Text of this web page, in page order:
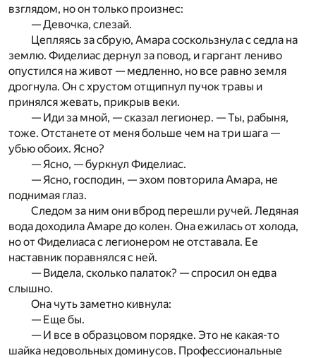
взглядом, но он только произнес:
— Девочка, слезай.
Цепляясь за сбрую, Амара соскользнула с седла на
землю. Фиделиас дернул за повод, и гаргант лениво
опустился на живот — медленно, но все равно земля
дрогнула. Он с хрустом отщипнул пучок травы и
принялся жевать, прикрыв веки.
— Иди за мной, — сказал легионер. — Ты, рабыня,
тоже. Отстанете от меня больше чем на три шага —
убью обоих. Ясно?
— Ясно, — буркнул Фиделиас.
— Ясно, господин, — эхом повторила Амара, не
поднимая глаз.
Следом за ним они вброд перешли ручей. Ледяная
вода доходила Амаре до колен. Она ежилась от холода,
но от Фиделиаса с легионером не отставала. Ее
наставник поравнял­ся с ней.
— Видела, сколько палаток? — спросил он едва
слышно.
Она чуть заметно кивнула:
— Еще бы.
— И все в образцовом порядке. Это не какая-то
шайка недовольных доминусов. Профессиональные